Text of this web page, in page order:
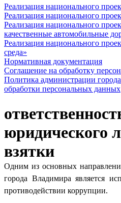
Реализация национального
Реализация национального
Реализация национального
качественные автомобильные
Реализация национального
среда»
Нормативная документация
Соглашение на обработку
Политика администрации
обработки персональных данных
юридического
взятки
Одним из основных
города Владимира является
противодействии коррупции.